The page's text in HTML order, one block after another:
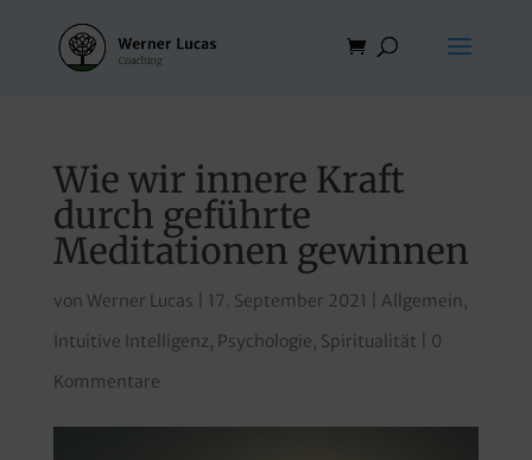
Wie wir innere Kraft
durch geführte
Meditationen gewinnen
von Werner Lucas 17. September 2021 Allgemein ,
Intuitive Intelligenz, Psychologie, Spiritualität
0
Kommentare